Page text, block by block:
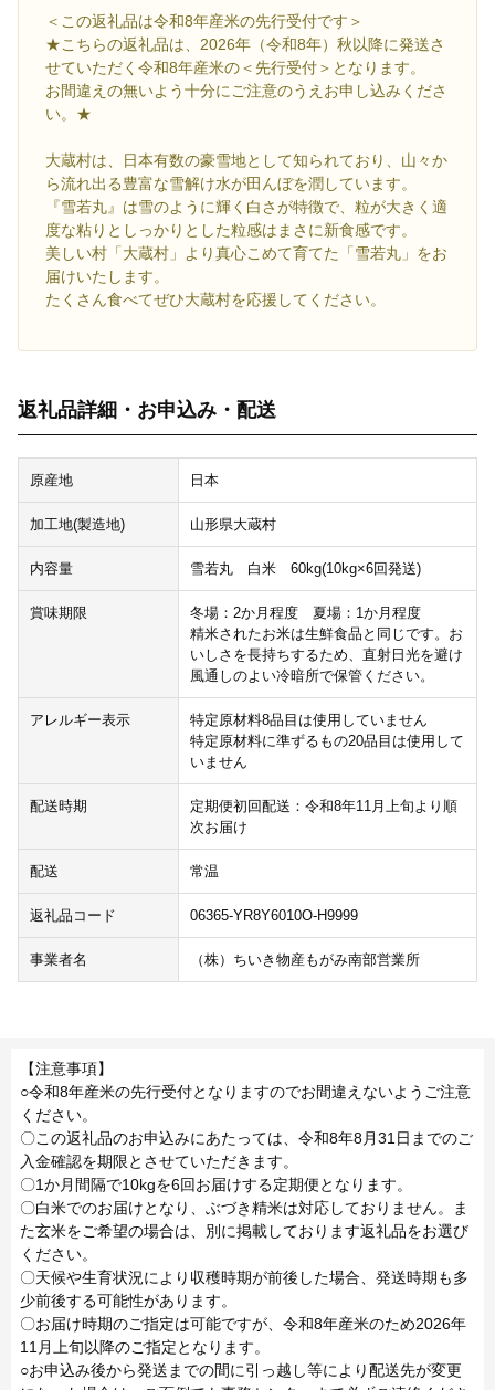
＜この返礼品は令和8年産米の先行受付です＞
★こちらの返礼品は、2026年（令和8年）秋以降に発送さ
せていただく令和8年産米の＜先行受付＞となります。
お間違えの無いよう十分にご注意のうえお申し込みくださ
い。★
大蔵村は、日本有数の豪雪地として知られており、山々か
ら流れ出る豊富な雪解け水が田んぼを潤しています。
『雪若丸』は雪のように輝く白さが特徴で、粒が大きく適
度な粘りとしっかりとした粒感はまさに新食感です。
美しい村「大蔵村」より真心こめて育てた「雪若丸」をお
届けいたします。
たくさん食べてぜひ大蔵村を応援してください。
返礼品詳細・お申込み・配送
原産地 日本
加工地(製造地) 山形県大蔵村
内容量 雪若丸 白米 60kg(10kg×6回発送)
賞味期限
冬場：2か月程度 夏場：1か月程度
精米されたお米は生鮮食品と同じです。お
いしさを長持ちするため、直射日光を避け
風通しのよい冷暗所で保管ください。
アレルギー表示
特定原材料8品目は使用していません
特定原材料に準ずるもの20品目は使用して
いません
配送時期
定期便初回配送：令和8年11月上旬より順
次お届け
配送 常温
返礼品コード 06365-YR8Y6010O-H9999
事業者名 （株）ちいき物産もがみ南部営業所
【注意事項】
○令和8年産米の先行受付となりますのでお間違えないようご注意
ください。
〇この返礼品のお申込みにあたっては、令和8年8月31日までのご
入金確認を期限とさせていただきます。
〇1か月間隔で10kgを6回お届けする定期便となります。
〇白米でのお届けとなり、ぶづき精米は対応しておりません。ま
た玄米をご希望の場合は、別に掲載しております返礼品をお選び
ください。
〇天候や生育状況により収穫時期が前後した場合、発送時期も多
少前後する可能性があります。
〇お届け時期のご指定は可能ですが、令和8年産米のため2026年
11月上旬以降のご指定となります。
○お申込み後から発送までの間に引っ越し等により配送先が変更